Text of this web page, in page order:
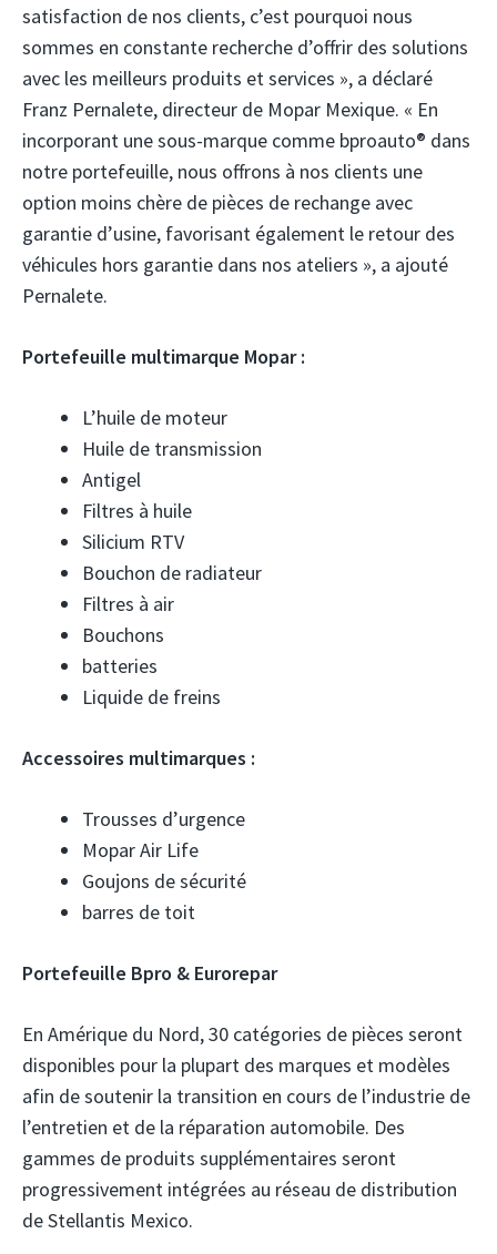
satisfaction de nos clients, c’est pourquoi nous
sommes en constante recherche d’offrir des solutions
avec les meilleurs produits et services », a déclaré
Franz Pernalete, directeur de Mopar Mexique. « En
incorporant une sous-marque comme bproauto® dans
notre portefeuille, nous offrons à nos clients une
option moins chère de pièces de rechange avec
garantie d’usine, favorisant également le retour des
véhicules hors garantie dans nos ateliers », a ajouté
Pernalete.
Portefeuille multimarque Mopar :
L’huile de moteur
Huile de transmission
Antigel
Filtres à huile
Silicium RTV
Bouchon de radiateur
Filtres à air
Bouchons
batteries
Liquide de freins
Accessoires multimarques :
Trousses d’urgence
Mopar Air Life
Goujons de sécurité
barres de toit
Portefeuille Bpro & Eurorepar
En Amérique du Nord, 30 catégories de pièces seront
disponibles pour la plupart des marques et modèles
afin de soutenir la transition en cours de l’industrie de
l’entretien et de la réparation automobile. Des
gammes de produits supplémentaires seront
progressivement intégrées au réseau de distribution
de Stellantis Mexico.